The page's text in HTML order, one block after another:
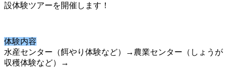
設体験ツアーを開催します！
体験内容
水産センター（餌やり体験など）→農業センター（しょうが
収穫体験など）→